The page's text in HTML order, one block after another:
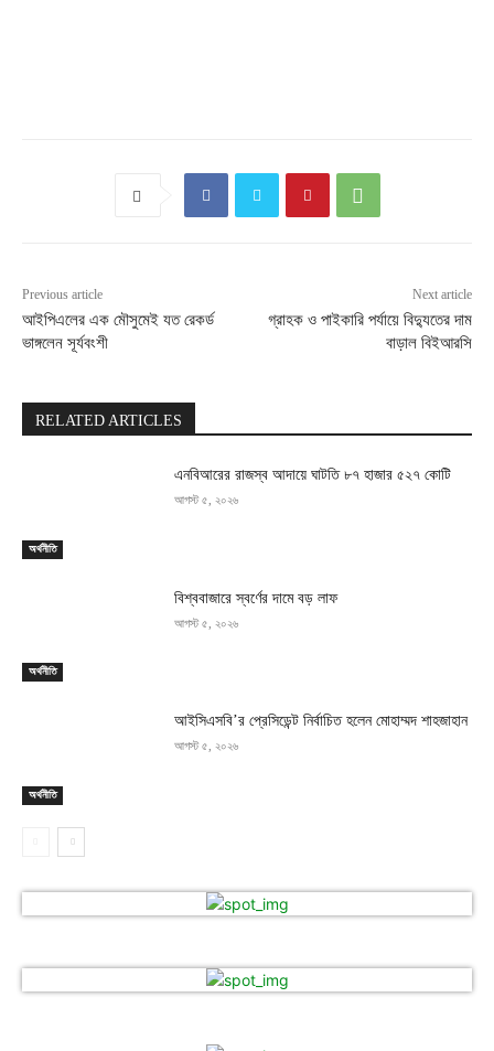
Previous article
আইপিএলের এক মৌসুমেই যত রেকর্ড
ভাঙ্গলেন সূর্যবংশী
Next article
গ্রাহক ও পাইকারি পর্যায়ে বিদ্যুতের দাম
বাড়াল বিইআরসি
RELATED ARTICLES
অর্থনীতি
এনবিআরের রাজস্ব আদায়ে ঘাটতি ৮৭ হাজার ৫২৭ কোটি
আগস্ট ৫, ২০২৬
অর্থনীতি
বিশ্ববাজারে স্বর্ণের দামে বড় লাফ
আগস্ট ৫, ২০২৬
অর্থনীতি
আইসিএসবি’র প্রেসিডেন্ট নির্বাচিত হলেন মোহাম্মদ শাহজাহান
আগস্ট ৫, ২০২৬